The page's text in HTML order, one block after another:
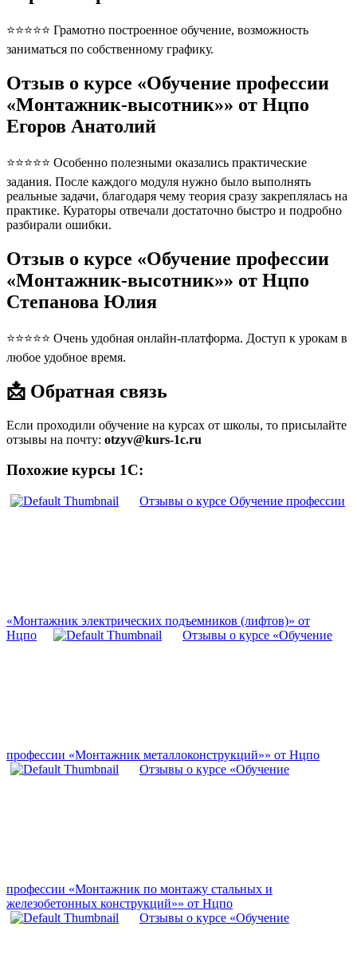
⭐⭐⭐⭐⭐ Грамотно построенное обучение, возможность
заниматься по собственному графику.
Отзыв о курсе «Обучение профессии
«Монтажник-высотник»» от Нцпо
Егоров Анатолий
⭐⭐⭐⭐⭐ Особенно полезными оказались практические
задания. После каждого модуля нужно было выполнять
реальные задачи, благодаря чему теория сразу закреплялась на
практике. Кураторы отвечали достаточно быстро и подробно
разбирали ошибки.
Отзыв о курсе «Обучение профессии
«Монтажник-высотник»» от Нцпо
Степанова Юлия
⭐⭐⭐⭐⭐ Очень удобная онлайн-платформа. Доступ к урокам в
любое удобное время.
📩 Обратная связь
Если проходили обучение на курсах от школы, то присылайте
отзывы на почту: otzyv@kurs-1c.ru
Похожие курсы 1С:
Отзывы о курсе Обучение профессии
«Монтажник электрических подъемников (лифтов)» от
Нцпо
Отзывы о курсе «Обучение
профессии «Монтажник металлоконструкций»» от Нцпо
Отзывы о курсе «Обучение
профессии «Монтажник по монтажу стальных и
железобетонных конструкций»» от Нцпо
Отзывы о курсе «Обучение